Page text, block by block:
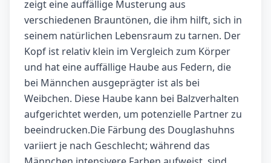
zeigt eine auffällige Musterung aus
verschiedenen Brauntönen, die ihm hilft, sich in
seinem natürlichen Lebensraum zu tarnen. Der
Kopf ist relativ klein im Vergleich zum Körper
und hat eine auffällige Haube aus Federn, die
bei Männchen ausgeprägter ist als bei
Weibchen. Diese Haube kann bei Balzverhalten
aufgerichtet werden, um potenzielle Partner zu
beeindrucken.Die Färbung des Douglashuhns
variiert je nach Geschlecht; während das